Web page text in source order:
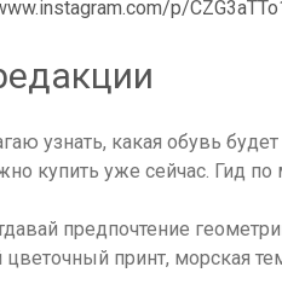
p/
узнать, какая обувь
купить уже сейчас. Гид по
предпочтение
принт, морская